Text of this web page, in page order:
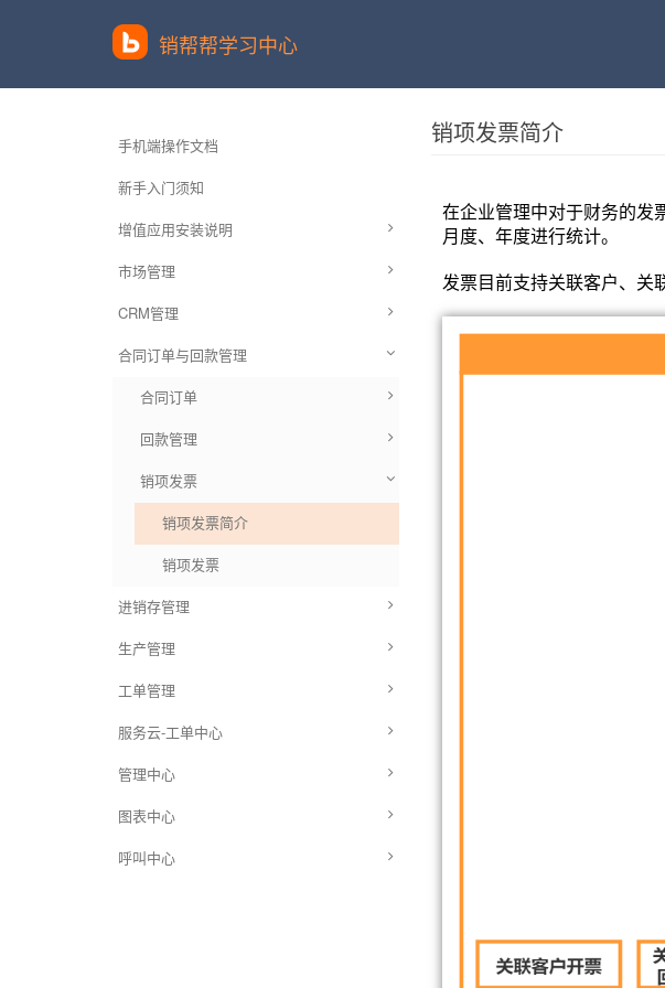
销帮帮学习中心
手机端操作文档
新手入门须知
增值应用安装说明
市场管理
CRM管理
合同订单与回款管理
合同订单
回款管理
销项发票
销项发票简介
销项发票
进销存管理
生产管理
工单管理
服务云-工单中心
管理中心
图表中心
呼叫中心
销项发票简介
在企业管理中对于财务的发
月度、年度进行统计。
发票目前支持关联客户、关